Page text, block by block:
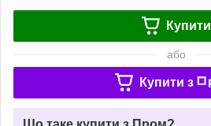
Купити
або
Купити з